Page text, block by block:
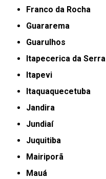
Franco da Rocha
Guararema
Guarulhos
Itapecerica da Serra
Itapevi
Itaquaquecetuba
Jandira
Jundiaí
Juquitiba
Mairiporã
Mauá